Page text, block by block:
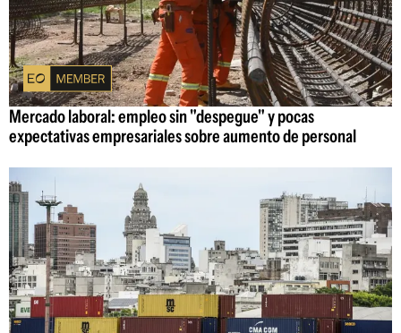
Mercado laboral: empleo sin "despegue" y pocas
expectativas empresariales sobre aumento de personal